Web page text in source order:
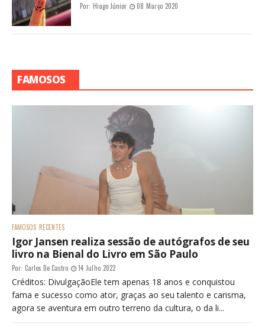
Por: Hiago Júnior 08 Março 2020
FAMOSOS
FAMOSOS RECENTES
Igor Jansen realiza sessão de autógrafos de seu
livro na Bienal do Livro em São Paulo
Por: Carlos De Castro 14 Julho 2022
Créditos: DivulgaçãoEle tem apenas 18 anos e conquistou
fama e sucesso como ator, graças ao seu talento e carisma,
agora se aventura em outro terreno da cultura, o da li...